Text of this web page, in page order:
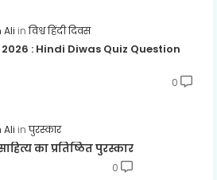
Ali विश्व हिंदी दिवस
2026 : Hindi Diwas Quiz Question
0
Ali पुरस्कार
का प्रतिष्ठित पुरस्कार
0